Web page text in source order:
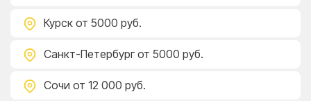
Курск от 5000 руб.
Санкт-Петербург от 5000 руб.
Сочи от 12 000 руб.